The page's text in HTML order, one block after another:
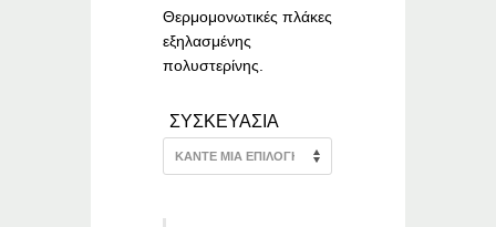
€63.09
Θερμομονωτικές πλάκες
εξηλασμένης
πολυστερίνης.
ΣΥΣΚΕΥΑΣΙΑ